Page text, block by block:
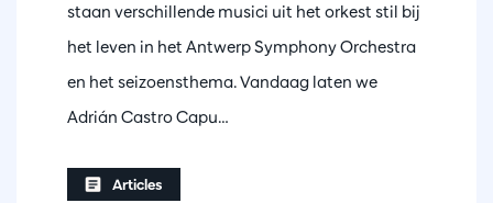
staan verschillende musici uit het orkest stil bij
het leven in het Antwerp Symphony Orchestra
en het seizoensthema. Vandaag laten we
Adrián Castro Capu…
Articles